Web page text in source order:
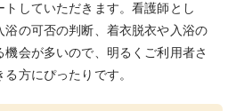
していただきます。看護師とし
の可否の判断、着衣脱衣や入浴の
会が多いので、明るくご利用者さ
方にぴったりです。